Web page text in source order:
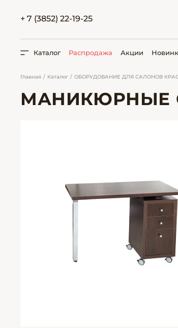
+ 7 (3852) 22-19-25
ПОИСК
Каталог Распродажа Акции
Главная Каталог ОБОРУДОВАНИЕ ДЛЯ САЛОНОВ
МАНИКЮРНЫЕ